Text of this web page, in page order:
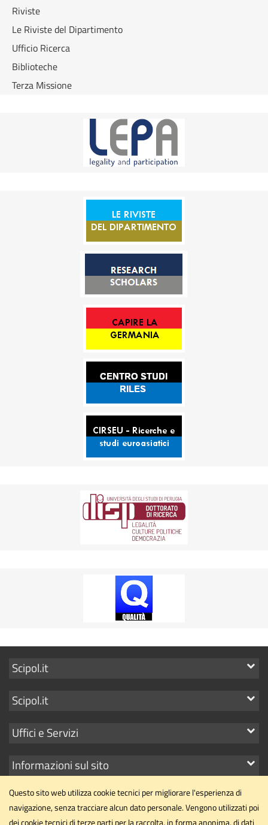
Riviste
Le Riviste del Dipartimento
Ufficio Ricerca
Biblioteche
Terza Missione
Mostra
link
Scipol.it
Mostra
link
Scipol.it
Mostra
link
Uffici e Servizi
Mostra
link
Informazioni sul sito
Questo sito web utilizza cookie tecnici per migliorare l'esperienza di
navigazione, senza tracciare alcun dato personale. Vengono utilizzati poi
dei cookie tecnici di terze parti per la raccolta, in forma anonima, di dati